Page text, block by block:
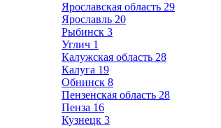
Ярославская область 29
Ярославль 20
Рыбинск 3
Углич 1
Калужская область 28
Калуга 19
Обнинск 8
Пензенская область 28
Пенза 16
Кузнецк 3